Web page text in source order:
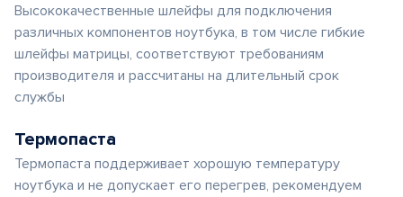
Высококачественные шлейфы для подключения
различных компонентов ноутбука, в том числе гибкие
шлейфы матрицы, соответствуют требованиям
производителя и рассчитаны на длительный срок
службы
Термопаста
Термопаста поддерживает хорошую температуру
ноутбука и не допускает его перегрев, рекомендуем